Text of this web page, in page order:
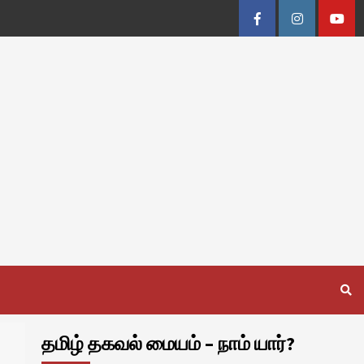
FacebookInstagram
தமிழ் தகவல் மையம் – நாம் யார்?